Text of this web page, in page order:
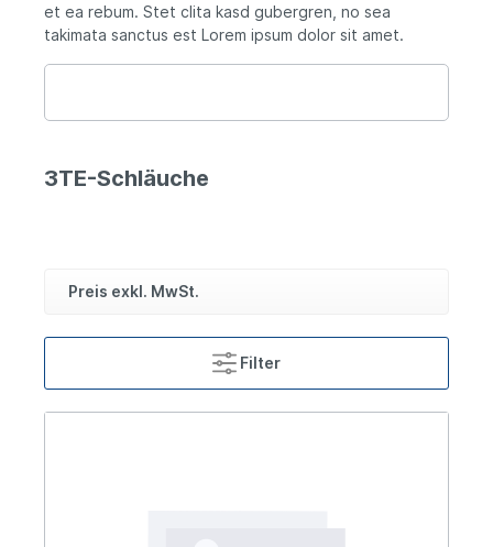
et ea rebum. Stet clita kasd gubergren, no sea
takimata sanctus est Lorem ipsum dolor sit amet.
3TE-Schläuche
Preis exkl. MwSt.
Filter